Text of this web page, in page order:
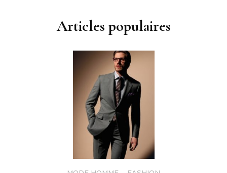
Articles populaires